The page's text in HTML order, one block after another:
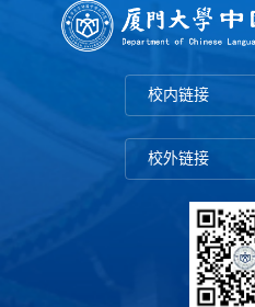
校内链接
校外链接